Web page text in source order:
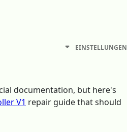
EINSTELLUNGEN
documentation, but here's
V1 repair guide that should